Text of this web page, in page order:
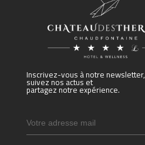
Inscrivez-vous à notre newsletter,
suivez nos actus et
partagez notre expérience.